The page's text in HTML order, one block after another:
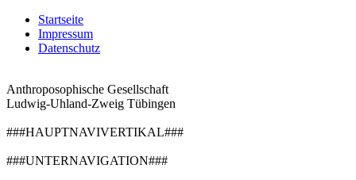
Startseite
Impressum
Datenschutz
Anthroposophische Gesellschaft
Ludwig-Uhland-Zweig Tübingen
###HAUPTNAVIVERTIKAL###
###UNTERNAVIGATION###